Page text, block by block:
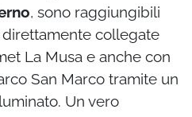
, sono raggiungibili
collegate
La Musa e anche con
San Marco tramite un
Un vero